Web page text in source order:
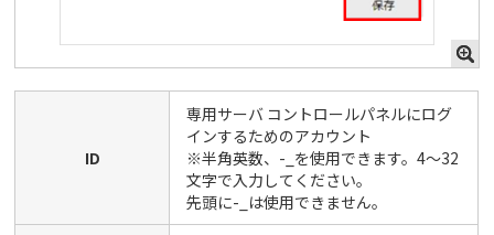
ID
専用サーバ コントロールパネルにログ
インするためのアカウント
※半角英数、-_を使用できます。4〜32
文字で入力してください。
先頭に-_は使用できません。